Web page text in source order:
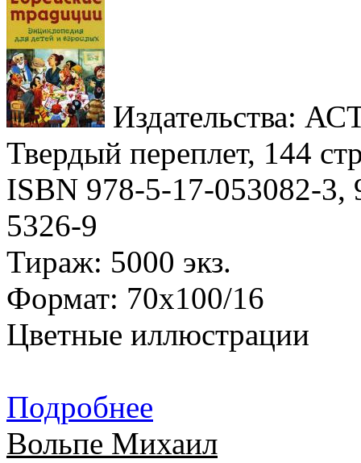
Издательства:
Твердый переплет, 144
ISBN 978-5-17-053082-3,
5326-9
Тираж: 5000 экз.
Формат: 70x100/16
Цветные иллюстрации
Подробнее
Вольпе Михаил